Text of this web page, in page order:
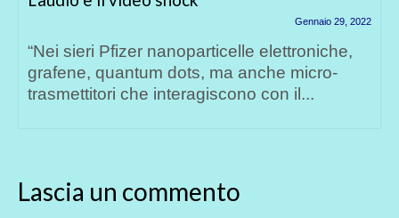
micro-
con il...
Guardate con attenzione
spiega tutte le drammatiche e
conseguenze causate dai...
Lascia un commento